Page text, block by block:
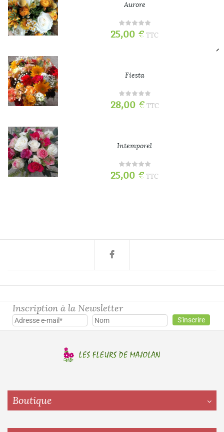
Aurore
25,00 € TTC
Fiesta
28,00 € TTC
Intemporel
25,00 € TTC
Inscription à la Newsletter
Boutique